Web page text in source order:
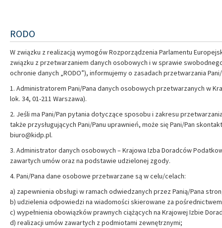
RODO
W związku z realizacją wymogów Rozporządzenia Parlamentu
związku z przetwarzaniem danych osobowych i w sprawie
ochronie danych „RODO”), informujemy o zasadach przetwarzania
1. Administratorem Pani/Pana danych osobowych przetwarzanych w
lok. 34, 01-211 Warszawa).
2. Jeśli ma Pani/Pan pytania dotyczące sposobu i zakresu
także przysługujących Pani/Panu uprawnień, może się Pani/Pan
biuro@kidp.pl.
3. Administrator danych osobowych – Krajowa Izba Doradców
zawartych umów oraz na podstawie udzielonej zgody.
4. Pani/Pana dane osobowe przetwarzane są w celu/celach:
a) zapewnienia obsługi w ramach odwiedzanych przez Panią/Pana
b) udzielenia odpowiedzi na wiadomości skierowane za
c) wypełnienia obowiązków prawnych ciążących na Krajowej Izbie
d) realizacji umów zawartych z podmiotami zewnętrznymi;